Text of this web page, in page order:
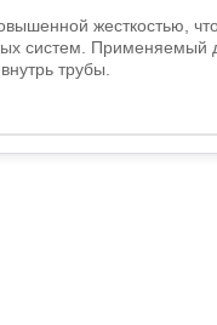
жесткостью,
систем. Применяемый
трубы.